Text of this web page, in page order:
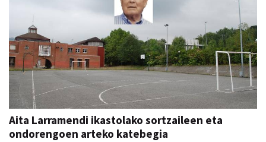
Aita Larramendi ikastolako sortzaileen eta
ondorengoen arteko katebegia